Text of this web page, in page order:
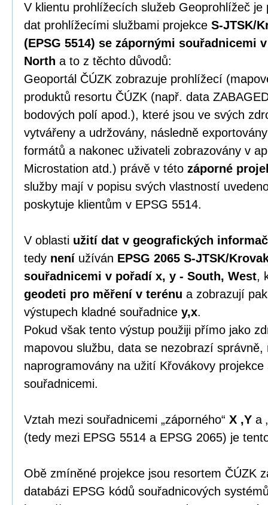
V klientu prohlížecích služeb Geoprohlížeč je
dat prohlížecími službami projekce S-JTSK/
(EPSG 5514) se zápornými souřadnicemi
North a to z těchto důvodů:
Geoportál ČÚZK zobrazuje prohlížecí
produktů resortu ČÚZK (např. data
bodových polí apod.), které jsou ve svých
vytvářeny a udržovány, následně
formátů a nakonec uživateli zobrazovány v
Microstation atd.) právě v této záporné
služby mají v popisu svých vlastností
poskytuje klientům v EPSG 5514.
V oblasti užití dat v geografických
tedy není užíván EPSG 2065 S-JTSK/
souřadnicemi v pořadí x, y - South, West,
geodeti pro měření v terénu a zobrazují
výstupech kladné souřadnice y,x.
Pokud však tento výstup použiji přímo jako
mapovou službu, data se nezobrazí
naprogramovány na užití Křovákovy projekce
souřadnicemi.
Vztah mezi souřadnicemi „záporného“ X ,Y a
(tedy mezi EPSG 5514 a EPSG 2065) je
Obě zmíněné projekce jsou resortem ČÚZK
databázi EPSG kódů souřadnicových